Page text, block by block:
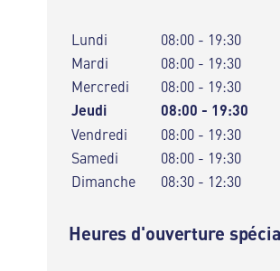
Lundi
08:00 - 19:30
Mardi
08:00 - 19:30
Mercredi
08:00 - 19:30
Jeudi 08:00 - 19:30
Vendredi
08:00 - 19:30
Samedi
08:00 - 19:30
Dimanche
08:30 - 12:30
Heures d'ouverture